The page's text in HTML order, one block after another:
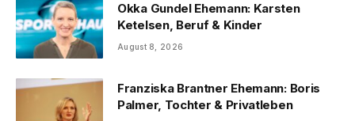
Okka Gundel Ehemann: Karsten
Ketelsen, Beruf & Kinder
August 8, 2026
Franziska Brantner Ehemann: Boris
Palmer, Tochter & Privatleben